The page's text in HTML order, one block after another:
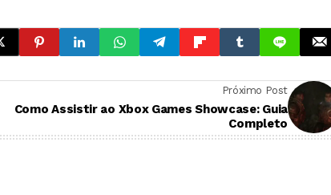
Próximo Post
Como Assistir ao Xbox Games Showcase: Guia
Completo